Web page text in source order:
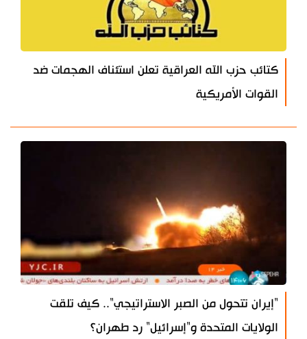
كتائب حزب الله العراقية تعلن استئناف الهجمات ضد
القوات الأمريكية
"إيران تتحول من الصبر الاستراتيجي".. كيف تلقت
الولايات المتحدة و"إسرائيل" رد طهران؟